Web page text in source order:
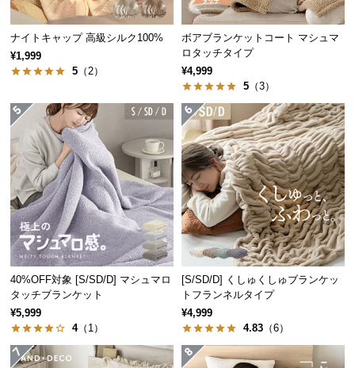
型
商
品
の
送
つ
い
て
開
梱
設
置
サ
ー
に
ナイトキャップ 高級シルク100%
¥1,999
5 （2）
ボアブランケットコート マシュマ
ロタッチタイプ
¥4,999
5 （3）
40%OFF対象 [S/SD/D] マシュマロ
タッチブランケット
¥5,999
4（1）
[S/SD/D] くしゅくしゅブランケッ
トフランネルタイプ
¥4,999
4.83 （6）